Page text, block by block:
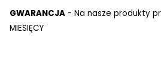
GWARANCJA - Na nasze produkty
MIESIĘCY